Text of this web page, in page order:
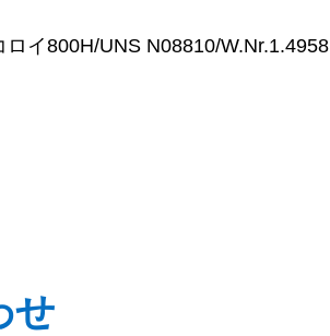
ロイ800H/UNS N08810/W.Nr.1.4958
せ